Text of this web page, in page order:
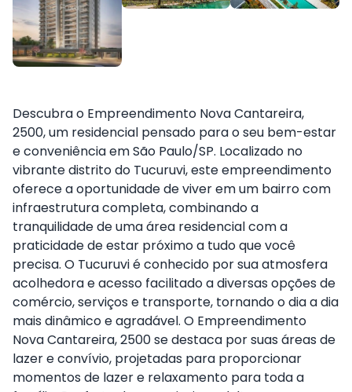
Descubra o Empreendimento Nova Cantareira,
2500, um residencial pensado para o seu bem-estar
e conveniência em São Paulo/SP. Localizado no
vibrante distrito do Tucuruvi, este empreendimento
oferece a oportunidade de viver em um bairro com
infraestrutura completa, combinando a
tranquilidade de uma área residencial com a
praticidade de estar próximo a tudo que você
precisa. O Tucuruvi é conhecido por sua atmosfera
acolhedora e acesso facilitado a diversas opções de
comércio, serviços e transporte, tornando o dia a dia
mais dinâmico e agradável. O Empreendimento
Nova Cantareira, 2500 se destaca por suas áreas de
lazer e convívio, projetadas para proporcionar
momentos de lazer e relaxamento para toda a